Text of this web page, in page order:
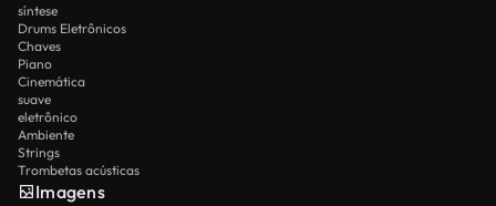
síntese
Drums Eletrônicos
Chaves
Piano
Cinemática
suave
eletrônico
Ambiente
Strings
Trombetas acústicas
Imagens